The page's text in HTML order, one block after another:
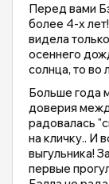
Перед вами
более 4-х
видела
осеннего
солнца, то во
Больше года
доверия
радовалась
на кличку.. И
выгульника!
первые